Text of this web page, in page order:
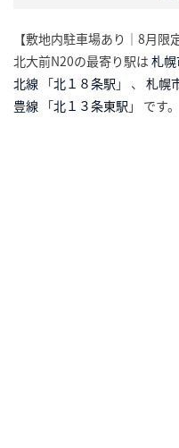
【敷地内駐車場あり｜8月
北大前N20の最寄り駅は 札
北線 「北１８条駅 」 、 札幌
豊線 「北１３条東駅 」 です。